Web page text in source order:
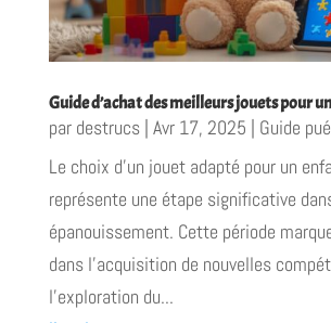
Guide d’achat des meilleurs jouets pour
par destrucs| Avr 17, 2025 | Guide
Le choix d'un jouet adapté pour un
représente une étape significative
épanouissement. Cette période
dans l'acquisition de nouvelles
l'exploration du...